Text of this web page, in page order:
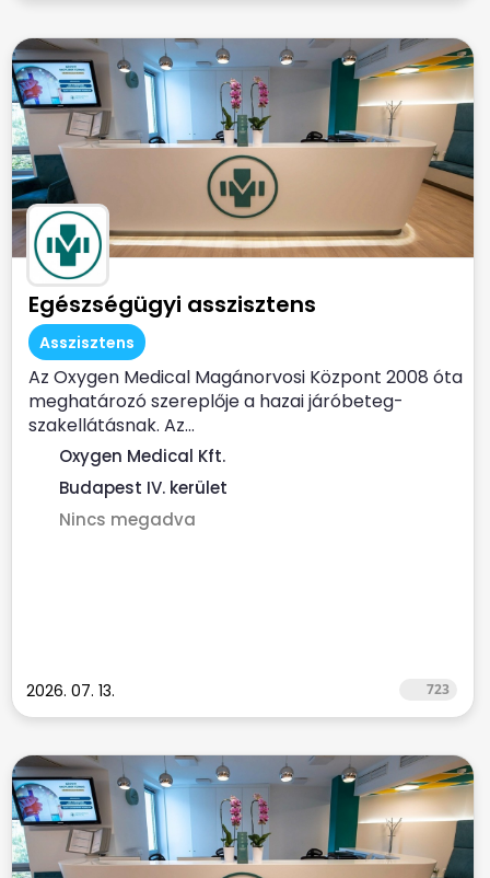
Egészségügyi asszisztens
Asszisztens
Az Oxygen Medical Magánorvosi Központ 2008 óta
meghatározó szereplője a hazai járóbeteg-
szakellátásnak. Az...
Oxygen Medical Kft.
Budapest IV. kerület
Nincs megadva
2026. 07. 13. 723